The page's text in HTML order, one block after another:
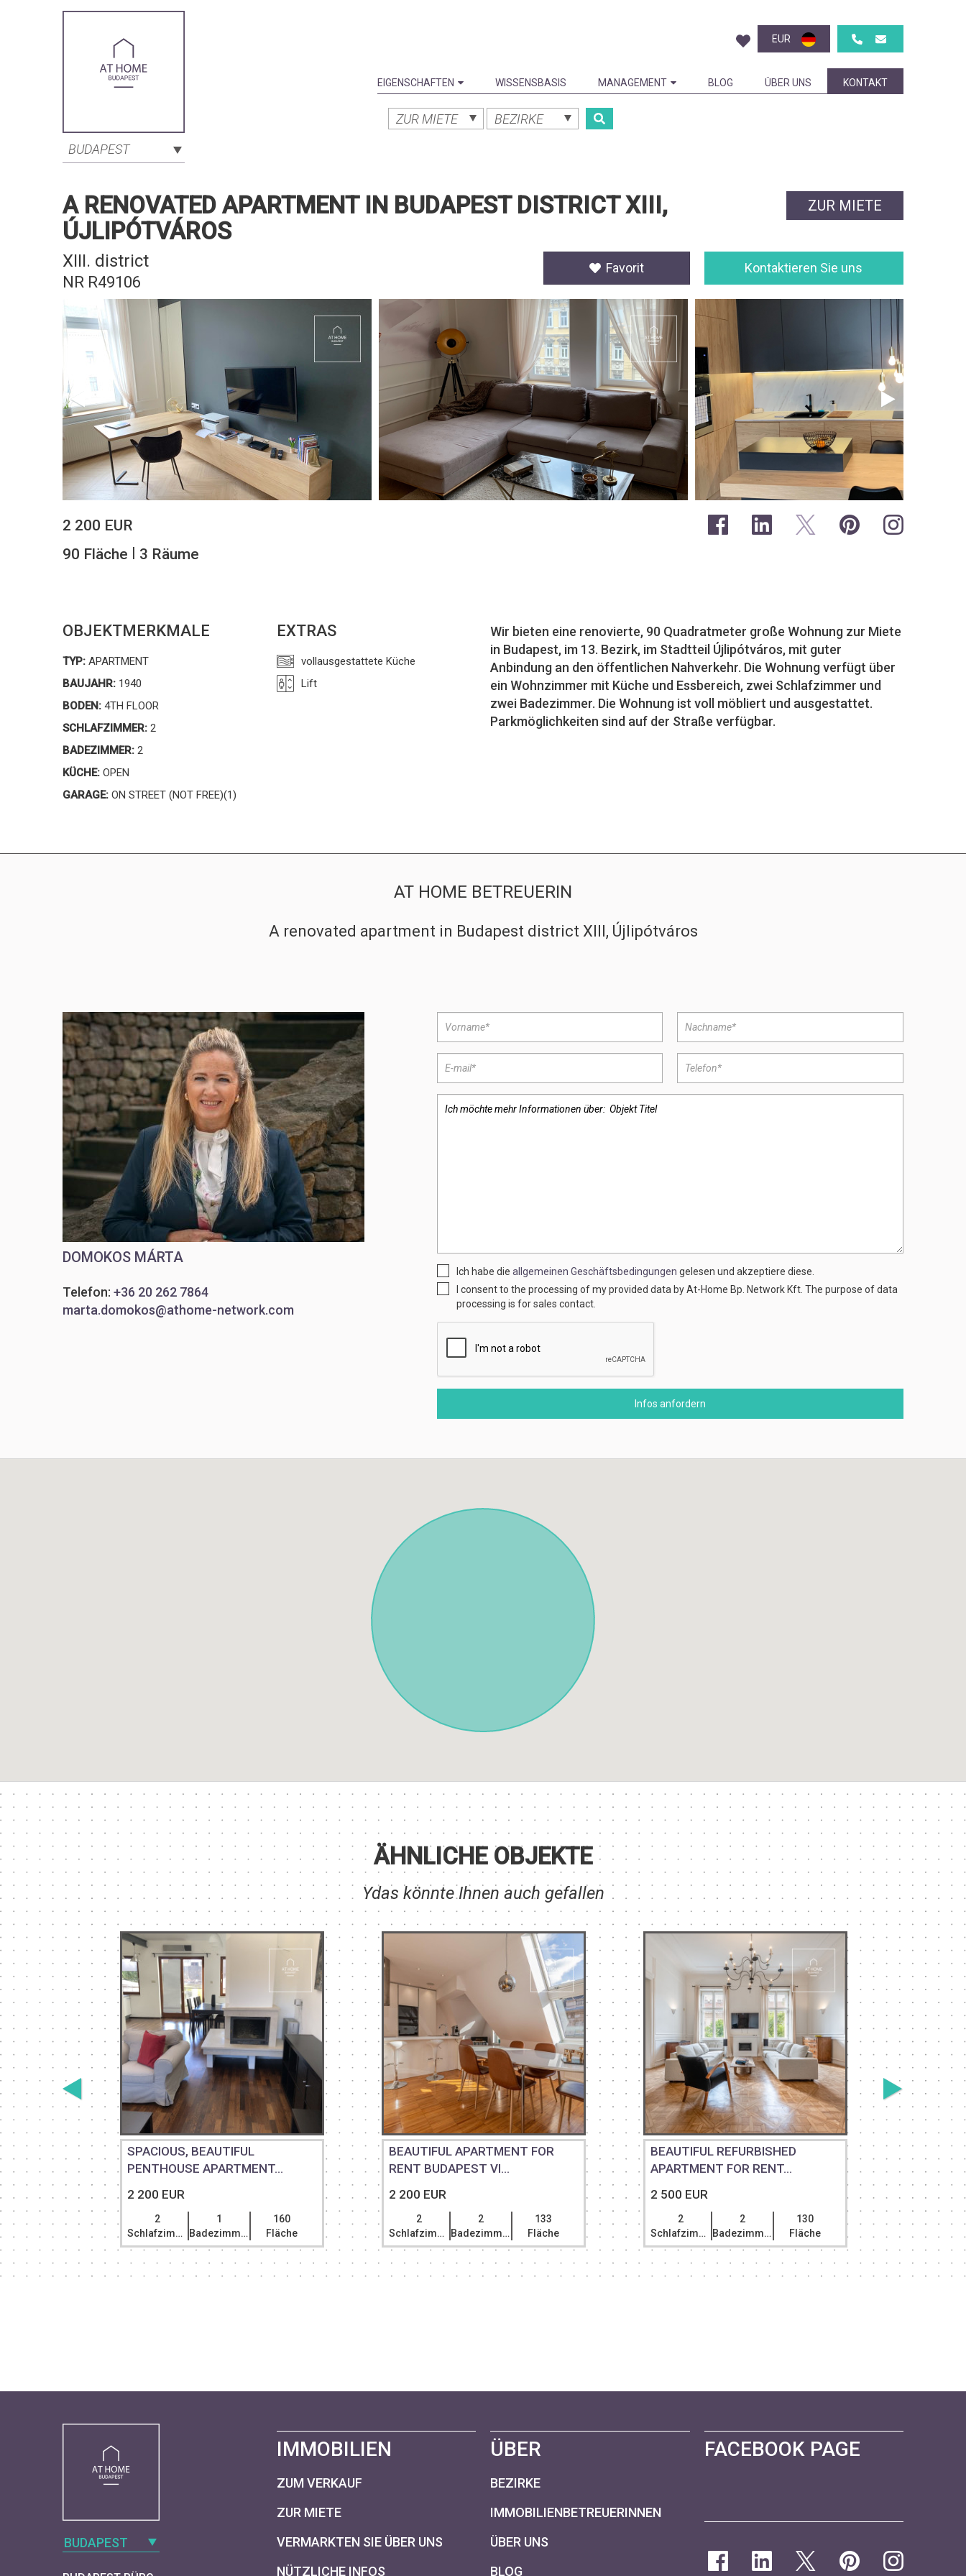
BUDAPEST
EUR
EIGENSCHAFTEN WISSENSBASIS MANAGEMENT BLOG ÜBER UNS KONTAKT
ZUR MIETE BEZIRKE
A RENOVATED APARTMENT IN BUDAPEST DISTRICT XIII,
ÚJLIPÓTVÁROS
ZUR MIETE
XIII. district
NR R49106
Favorit Kontaktieren Sie uns
2 200 EUR
90 Fläche | 3 Räume
OBJEKTMERKMALE
TYP: APARTMENT
BAUJAHR: 1940
BODEN: 4TH FLOOR
SCHLAFZIMMER: 2
BADEZIMMER: 2
KÜCHE: OPEN
GARAGE: ON STREET (NOT FREE)(1)
EXTRAS
vollausgestattete Küche
Lift
Wir bieten eine renovierte, 90 Quadratmeter große Wohnung zur Miete
in Budapest, im 13. Bezirk, im Stadtteil Újlipótváros, mit guter
Anbindung an den öffentlichen Nahverkehr. Die Wohnung verfügt über
ein Wohnzimmer mit Küche und Essbereich, zwei Schlafzimmer und
zwei Badezimmer. Die Wohnung ist voll möbliert und ausgestattet.
Parkmöglichkeiten sind auf der Straße verfügbar.
AT HOME BETREUERIN
A renovated apartment in Budapest district XIII, Újlipótváros
DOMOKOS MÁRTA
Telefon: +36 20 262 7864
marta.domokos@athome-network.com
Ich habe die allgemeinen Geschäftsbedingungen gelesen und akzeptiere diese.
I consent to the processing of my provided data by At-Home Bp. Network Kft. The purpose of data
processing is for sales contact.
Infos anfordern
ÄHNLICHE OBJEKTE
Ydas könnte Ihnen auch gefallen
WITH
SPACIOUS, BEAUTIFUL
PENTHOUSE APARTMENT...
2 200 EUR
2
Schlafzimmer
1
Badezimmer
160
Fläche
BEAUTIFUL APARTMENT FOR
RENT BUDAPEST VI...
2 200 EUR
2
Schlafzimmer
2
Badezimmer
133
Fläche
BEAUTIFUL REFURBISHED
APARTMENT FOR RENT...
2 500 EUR
2
Schlafzimmer
2
Badezimmer
130
Fläche
TWO-
2 000
BUDAPEST
IMMOBILIEN
ZUM VERKAUF
ZUR MIETE
VERMARKTEN SIE ÜBER UNS
NÜTZLICHE INFOS
ÜBER
BEZIRKE
IMMOBILIENBETREUERINNEN
ÜBER UNS
BLOG
FACEBOOK PAGE